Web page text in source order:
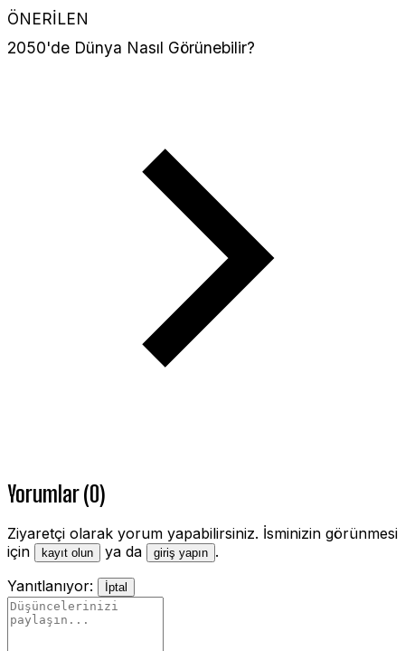
ÖNERİLEN
2050'de Dünya Nasıl Görünebilir?
Yorumlar (0)
Ziyaretçi olarak yorum yapabilirsiniz. İsminizin görünmesi
için
kayıt olun ya da giriş yapın .
Yanıtlanıyor:
İptal